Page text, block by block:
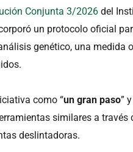
Conjunta 3/2026 del
un protocolo oficial
genético, una medida
como “un gran paso”
similares a través
deslintadoras.